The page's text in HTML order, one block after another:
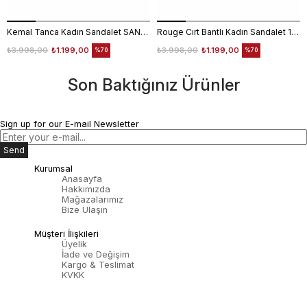
Kemal Tanca Kadın Sandalet SANDALET
₺1.199,00
₺3.998,00 %70
Rouge Cırt Bantlı Kadın Sandalet 1001
₺1.199,00
₺3.998,00 %70
Son Baktığınız Ürünler
Sign up for our E-mail Newsletter
Send
Kurumsal
Anasayfa
Hakkımızda
Mağazalarımız
Bize Ulaşın
Müşteri İlişkileri
Üyelik
İade ve Değişim
Kargo & Teslimat
KVKK